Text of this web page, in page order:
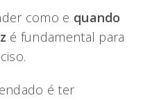
como e quando
é fundamental para
é ter